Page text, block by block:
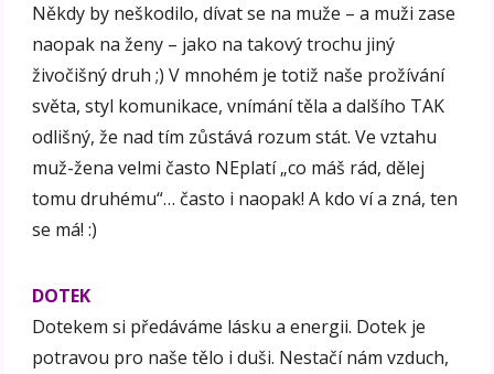
Někdy by neškodilo, dívat se na muže – a muži zase
naopak na ženy – jako na takový trochu jiný
živočišný druh ;) V mnohém je totiž naše prožívání
světa, styl komunikace, vnímání těla a dalšího TAK
odlišný, že nad tím zůstává rozum stát. Ve vztahu
muž-žena velmi často NEplatí „co máš rád, dělej
tomu druhému“… často i naopak! A kdo ví a zná, ten
se má! :)
DOTEK
Dotekem si předáváme lásku a energii. Dotek je
potravou pro naše tělo i duši. Nestačí nám vzduch,